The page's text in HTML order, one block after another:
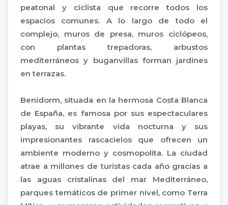
peatonal y ciclista que recorre todos los
espacios comunes. A lo largo de todo el
complejo, muros de presa, muros ciclópeos,
con plantas trepadoras, arbustos
mediterráneos y buganvillas forman jardines
en terrazas.
Benidorm, situada en la hermosa Costa Blanca
de España, es famosa por sus espectaculares
playas, su vibrante vida nocturna y sus
impresionantes rascacielos que ofrecen un
ambiente moderno y cosmopolita. La ciudad
atrae a millones de turistas cada año gracias a
las aguas cristalinas del mar Mediterráneo,
parques temáticos de primer nivel, como Terra